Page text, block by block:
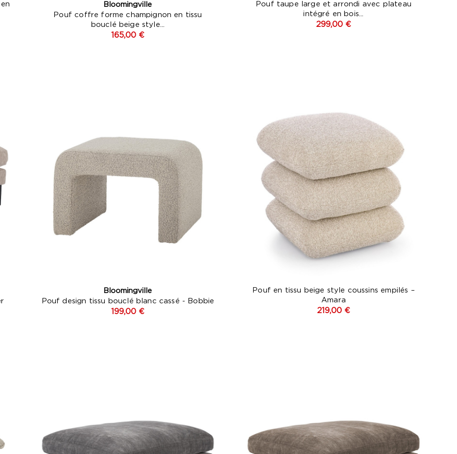
Bloomingville
Pouf coffre forme champignon en tissu
bouclé beige style...
165,00 €
Pouf taupe large et arrondi avec plateau
intégré en bois...
299,00 €
Bloomingville
Pouf design tissu bouclé blanc cassé - Bobbie
199,00 €
Pouf en tissu beige style coussins empilés –
Amara
219,00 €